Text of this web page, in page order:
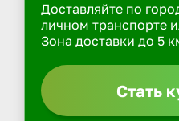
Доставляйте по
личном транспорте
Зона доставки до 5
Стать